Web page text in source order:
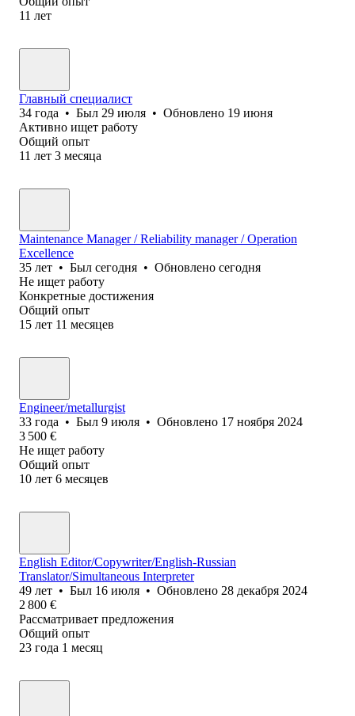
11 лет
Главный специалист
34 года • Был 29 июля • Обновлено 19 июня
Активно ищет работу
Общий опыт
11 лет 3 месяца
Maintenance Manager / Reliability manager / Operation
Excellence
35 лет • Был сегодня • Обновлено сегодня
Не ищет работу
Конкретные достижения
Общий опыт
15 лет 11 месяцев
Engineer/metallurgist
33 года • Был 9 июля • Обновлено 17 ноября 2024
3 500 €
Не ищет работу
Общий опыт
10 лет 6 месяцев
English Editor/Copywriter/English-Russian
Translator/Simultaneous Interpreter
49 лет • Был 16 июля • Обновлено 28 декабря 2024
2 800 €
Рассматривает предложения
Общий опыт
23 года 1 месяц